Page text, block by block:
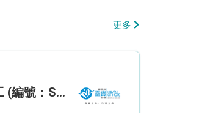
更多
高級技工/技工 (編號：SSO/FM/A/CTE)